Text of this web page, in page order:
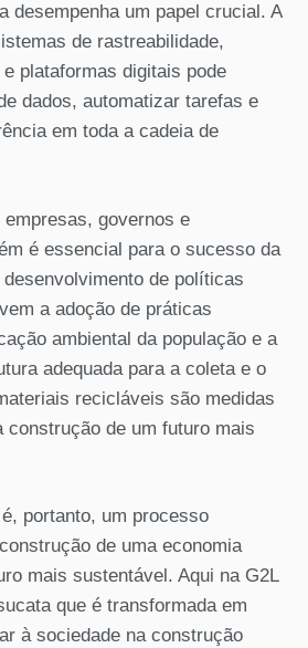
desempenha um papel crucial. A
de rastreabilidade,
plataformas digitais pode
dados, automatizar tarefas e
em toda a cadeia de
governos e
é essencial para o sucesso da
de políticas
a adoção de práticas
ambiental da população e a
adequada para a coleta e o
recicláveis são medidas
construção de um futuro mais
portanto, um processo
de uma economia
mais sustentável. Aqui na G2L
que é transformada em
à sociedade na construção